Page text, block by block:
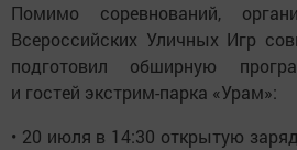
Помимо соревнований,
Всероссийских Уличных Игр
подготовил обширную
и гостей экстрим-парка «Урам»:
• 20 июля в 14:30 открытую